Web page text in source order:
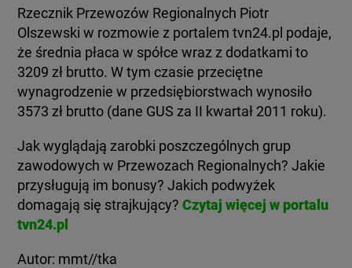
Rzecznik Przewozów Regionalnych Piotr
Olszewski w rozmowie z portalem tvn24.pl podaje,
że średnia płaca w spółce wraz z dodatkami to
3209 zł brutto. W tym czasie przeciętne
wynagrodzenie w przedsiębiorstwach wynosiło
3573 zł brutto (dane GUS za II kwartał 2011 roku).
Jak wyglądają zarobki poszczególnych grup
zawodowych w Przewozach Regionalnych? Jakie
przysługują im bonusy? Jakich podwyżek
domagają się strajkujący?Czytaj więcej w portalu
tvn24.pl
Autor: mmt//tka